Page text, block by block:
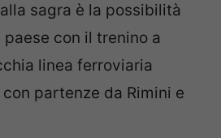
sagra è la possibilità
con il trenino a
linea ferroviaria
partenze da Rimini e